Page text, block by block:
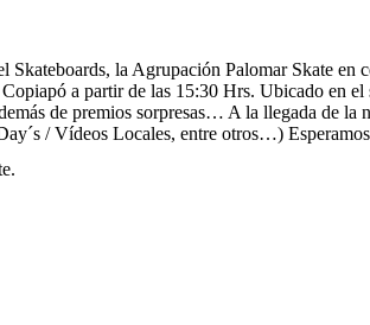
Skateboards, la Agrupación Palomar Skate
a partir de las 15:30 Hrs. Ubicado en
de premios sorpresas… A la llegada de
/ Vídeos Locales, entre otros…)